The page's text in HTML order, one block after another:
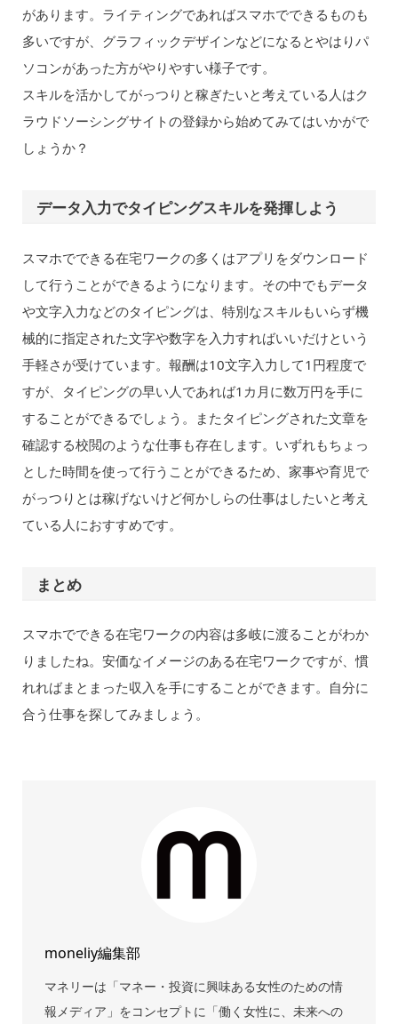
があります。ライティングであればスマホでできるものも
多いですが、グラフィックデザインなどになるとやはりパ
ソコンがあった方がやりやすい様子です。
スキルを活かしてがっつりと稼ぎたいと考えている人はク
ラウドソーシングサイトの登録から始めてみてはいかがで
しょうか？
データ入力でタイピングスキルを発揮しよう
スマホでできる在宅ワークの多くはアプリをダウンロード
して行うことができるようになります。その中でもデータ
や文字入力などのタイピングは、特別なスキルもいらず機
械的に指定された文字や数字を入力すればいいだけという
手軽さが受けています。報酬は10文字入力して1円程度で
すが、タイピングの早い人であれば1カ月に数万円を手に
することができるでしょう。またタイピングされた文章を
確認する校閲のような仕事も存在します。いずれもちょっ
とした時間を使って行うことができるため、家事や育児で
がっつりとは稼げないけど何かしらの仕事はしたいと考え
ている人におすすめです。
まとめ
スマホでできる在宅ワークの内容は多岐に渡ることがわか
りましたね。安価なイメージのある在宅ワークですが、慣
れればまとまった収入を手にすることができます。自分に
合う仕事を探してみましょう。
moneliy編集部
マネリーは「マネー・投資に興味ある女性のための情
報メディア」をコンセプトに「働く女性に、未来への